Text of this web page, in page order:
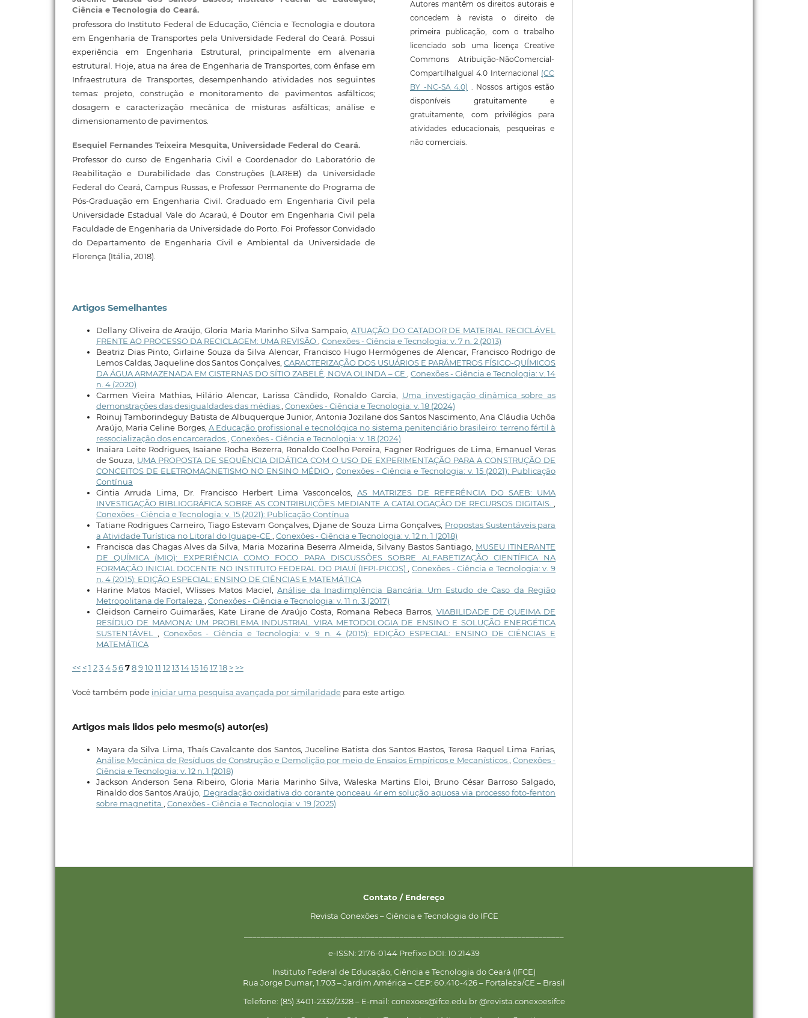
Ciência e Tecnologia do Ceará.
professora do Instituto Federal de Educação, Ciência e Tecnologia e doutora
em Engenharia de Transportes pela Universidade Federal do Ceará. Possui
experiência em Engenharia Estrutural, principalmente em alvenaria
estrutural. Hoje, atua na área de Engenharia de Transportes, com ênfase em
Infraestrutura de Transportes, desempenhando atividades nos seguintes
temas: projeto, construção e monitoramento de pavimentos asfálticos;
dosagem e caracterização mecânica de misturas asfálticas; análise e
dimensionamento de pavimentos.
Esequiel Fernandes Teixeira Mesquita, Universidade Federal do Ceará.
Professor do curso de Engenharia Civil e Coordenador do Laboratório de
Reabilitação e Durabilidade das Construções (LAREB) da Universidade
Federal do Ceará, Campus Russas, e Professor Permanente do Programa de
Pós-Graduação em Engenharia Civil. Graduado em Engenharia Civil pela
Universidade Estadual Vale do Acaraú, é Doutor em Engenharia Civil pela
Faculdade de Engenharia da Universidade do Porto. Foi Professor Convidado
do Departamento de Engenharia Civil e Ambiental da Universidade de
Florença (Itália, 2018).
Autores mantêm os direitos autorais e
concedem à revista o direito de
primeira publicação, com o trabalho
licenciado sob uma licença Creative
Commons Atribuição-NãoComercial-
CompartilhaIgual 4.0 Internacional (CC
BY -NC-SA 4.0) . Nossos artigos estão
disponíveis gratuitamente e
gratuitamente, com privilégios para
atividades educacionais, pesqueiras e
não comerciais.
Artigos Semelhantes
Dellany Oliveira de Araújo, Gloria Maria Marinho Silva Sampaio, ATUAÇÃO DO CATADOR DE MATERIAL RECICLÁVEL
FRENTE AO PROCESSO DA RECICLAGEM: UMA REVISÃO Conexões - Ciência e Tecnologia: v. 7 n. 2 (2013)
Beatriz Dias Pinto, Girlaine Souza da Silva Alencar, Francisco Hugo Hermógenes de Alencar, Francisco Rodrigo de
Lemos Caldas, Jaqueline dos Santos Gonçalves,CARACTERIZAÇÃO DOS USUÁRIOS E PARÂMETROS FÍSICO-QUÍMICOS
DA ÁGUA ARMAZENADA EM CISTERNAS DO SÍTIO ZABELÊ, NOVA OLINDA – CE
Conexões - Ciência e Tecnologia: v. 14
n. 4 (2020)
Carmen Vieira Mathias, Hilário Alencar, Larissa Cândido, Ronaldo Garcia, Uma investigação dinâmica sobre as
demonstrações das desigualdades das médias Conexões - Ciência e Tecnologia: v. 18 (2024)
Roinuj Tamborindeguy Batista de Albuquerque Junior, Antonia Jozilane dos Santos Nascimento, Ana Cláudia Uchôa
Araújo, Maria Celine Borges, A Educação profissional e tecnológica no sistema penitenciário brasileiro: terreno fértil à
ressocialização dos encarcerados Conexões - Ciência e Tecnologia: v. 18 (2024)
Inaiara Leite Rodrigues, Isaiane Rocha Bezerra, Ronaldo Coelho Pereira, Fagner Rodrigues de Lima, Emanuel Veras
de Souza, UMA PROPOSTA DE SEQUÊNCIA DIDÁTICA COM O USO DE EXPERIMENTAÇÃO PARA A CONSTRUÇÃO DE
CONCEITOS DE ELETROMAGNETISMO NO ENSINO MÉDIO
Conexões - Ciência e Tecnologia: v. 15 (2021): Publicação
Contínua
Cintia Arruda Lima, Dr. Francisco Herbert Lima Vasconcelos,AS MATRIZES DE REFERÊNCIA DO SAEB: UMA
INVESTIGAÇÃO BIBLIOGRÁFICA SOBRE AS CONTRIBUIÇÕES MEDIANTE A CATALOGAÇÃO DE RECURSOS DIGITAIS.
Conexões - Ciência e Tecnologia: v. 15 (2021): Publicação Contínua
Tatiane Rodrigues Carneiro, Tiago Estevam Gonçalves, Djane de Souza Lima Gonçalves, Propostas Sustentáveis para
a Atividade Turística no Litoral do Iguape-CE
Conexões - Ciência e Tecnologia: v. 12 n. 1 (2018)
Francisca das Chagas Alves da Silva, Maria Mozarina Beserra Almeida, Silvany Bastos Santiago, MUSEU ITINERANTE
DE QUÍMICA (MIQ): EXPERIÊNCIA COMO FOCO PARA DISCUSSÕES SOBRE ALFABETIZAÇÃO CIENTÍFICA NA
FORMAÇÃO INICIAL DOCENTE NO INSTITUTO FEDERAL DO PIAUÍ (IFPI-PICOS)
Conexões - Ciência e Tecnologia: v. 9
n. 4 (2015): EDIÇÃO ESPECIAL: ENSINO DE CIÊNCIAS E MATEMÁTICA
Harine Matos Maciel, Wlisses Matos Maciel,Análise da Inadimplência Bancária: Um Estudo de Caso da Região
Metropolitana de Fortaleza
Conexões - Ciência e Tecnologia: v. 11 n. 3 (2017)
Cleidson Carneiro Guimarães, Kate Lirane de Araújo Costa, Romana Rebeca Barros, VIABILIDADE DE QUEIMA DE
RESÍDUO DE MAMONA: UM PROBLEMA INDUSTRIAL VIRA METODOLOGIA DE ENSINO E SOLUÇÃO ENERGÉTICA
SUSTENTÁVEL
,Conexões - Ciência e Tecnologia: v. 9 n. 4 (2015): EDIÇÃO ESPECIAL: ENSINO DE CIÊNCIAS E
MATEMÁTICA
<< <1 2345678910 11 121314151617 18 > >>
Você também pode iniciar uma pesquisa avançada por similaridadepara este artigo.
Artigos mais lidos pelo mesmo(s) autor(es)
Mayara da Silva Lima, Thaís Cavalcante dos Santos, Juceline Batista dos Santos Bastos, Teresa Raquel Lima Farias,
Análise Mecânica de Resíduos de Construção e Demolição por meio de Ensaios Empíricos e Mecanísticos Conexões -
Ciência e Tecnologia: v. 12 n. 1 (2018)
Jackson Anderson Sena Ribeiro, Gloria Maria Marinho Silva, Waleska Martins Eloi, Bruno César Barroso Salgado,
Rinaldo dos Santos Araújo, Degradação oxidativa do corante ponceau 4r em solução aquosa via processo foto-fenton
sobre magnetita
Conexões - Ciência e Tecnologia: v. 19 (2025)
Contato / Endereço
Revista Conexões – Ciência e Tecnologia do IFCE
e-ISSN: 2176-0144 Prefixo DOI: 10.21439
Instituto Federal de Educação, Ciência e Tecnologia do Ceará (IFCE)
Rua Jorge Dumar, 1.703 – Jardim América – CEP: 60.410-426 – Fortaleza/CE – Brasil
Telefone: (85) 3401-2332/2328 – E-mail: conexoes@ifce.edu.br @revista.conexoesifce